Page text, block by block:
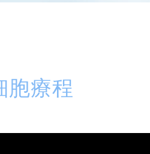
胞療程